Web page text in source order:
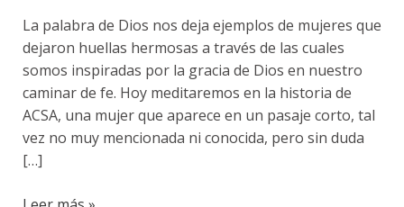
La palabra de Dios nos deja ejemplos de mujeres que
dejaron huellas hermosas a través de las cuales
somos inspiradas por la gracia de Dios en nuestro
caminar de fe. Hoy meditaremos en la historia de
ACSA, una mujer que aparece en un pasaje corto, tal
vez no muy mencionada ni conocida, pero sin duda
[…]